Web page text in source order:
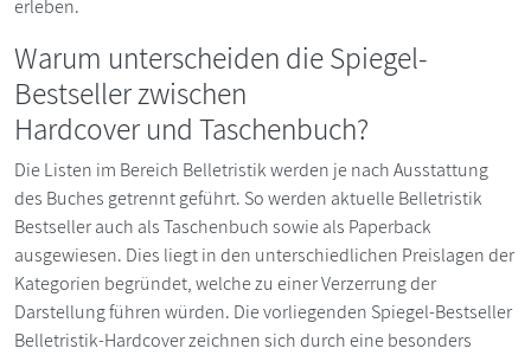
erleben.
Warum unterscheiden die Spiegel-
Bestseller zwischen
Hardcover und Taschenbuch?
Die Listen im Bereich Belletristik werden je nach Ausstattung
des Buches getrennt geführt. So werden aktuelle Belletristik
Bestseller auch als Taschenbuch sowie als Paperback
ausgewiesen. Dies liegt in den unterschiedlichen Preislagen der
Kategorien begründet, welche zu einer Verzerrung der
Darstellung führen würden. Die vorliegenden Spiegel-Bestseller
Belletristik-Hardcover zeichnen sich durch eine besonders